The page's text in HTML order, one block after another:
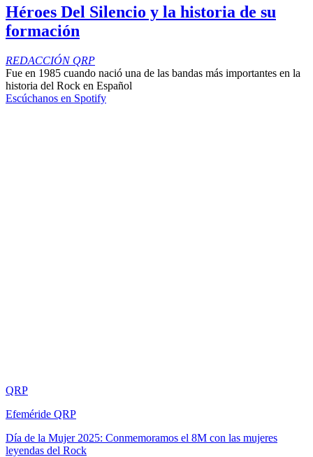
Héroes Del Silencio y la historia de su
formación
REDACCIÓN QRP
Fue en 1985 cuando nació una de las bandas más importantes en la
historia del Rock en Español
Escúchanos en Spotify
QRP
Efeméride QRP
Día de la Mujer 2025: Conmemoramos el 8M con las mujeres
leyendas del Rock